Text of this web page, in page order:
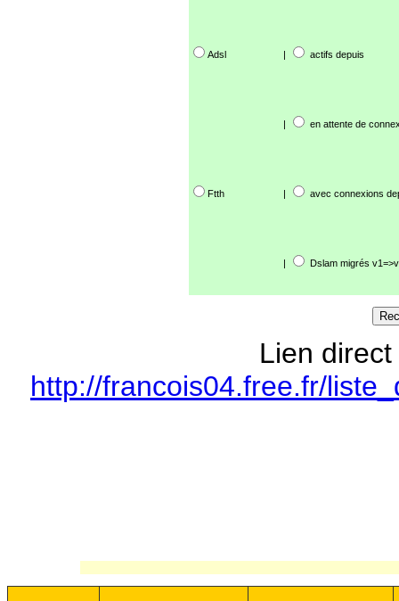
Adsl | actifs depuis
| en attente de
Ftth | avec connexions
| Dslam migrés
Lien
http://francois04.free.fr/